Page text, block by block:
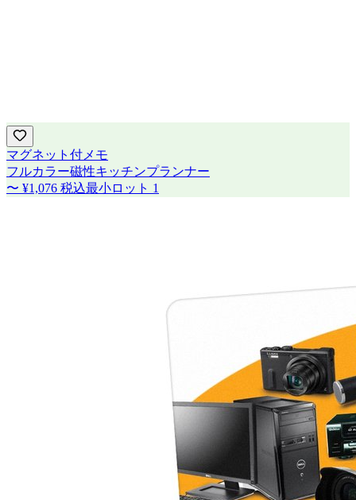
マグネット付メモ
フルカラー磁性キッチンプランナー
〜 ¥1,076 税込最小ロット 1